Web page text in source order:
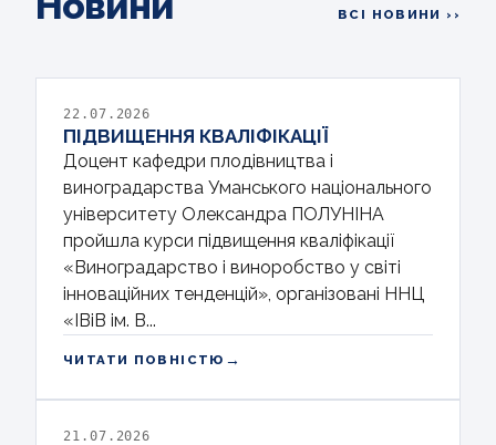
ВСІ НОВИНИ ››
22.07.2026
ПІДВИЩЕННЯ КВАЛІФІКАЦІЇ
Доцент кафедри плодівництва і
виноградарства Уманського національного
університету Олександра ПОЛУНІНА
пройшла курси підвищення кваліфікації
«Виноградарство і виноробство у світі
інноваційних тенденцій», організовані ННЦ
«ІВіВ ім. В...
ЧИТАТИ ПОВНІСТЮ →
21.07.2026